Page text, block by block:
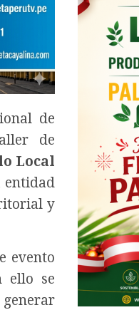
de
de
Local
entidad
y
evento
ello se
generar